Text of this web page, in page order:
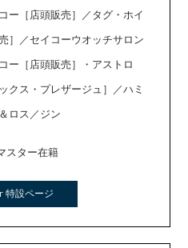
ー［店頭販売］／タグ・ホイ
］／セイコーウオッチサロン
ー［店頭販売］・アストロ
クス・プレザージュ］／ハミ
ロス／ジン
スター在籍
特設ページ